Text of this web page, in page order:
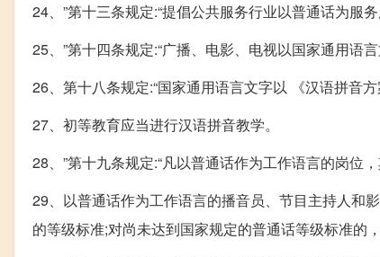
24、”第十三条规定:“提倡公共服务行业以普通话为服务
25、”第十四条规定:“广播、电影、电视以国家通用语言
26、第十八条规定:“国家通用语言文字以 《汉语拼音方
27、初等教育应当进行汉语拼音教学。
28、”第十九条规定:“凡以普通话作为工作语言的岗位
29、以普通话作为工作语言的播音员、节目主持人和
的等级标准;对尚未达到国家规定的普通话等级标准的